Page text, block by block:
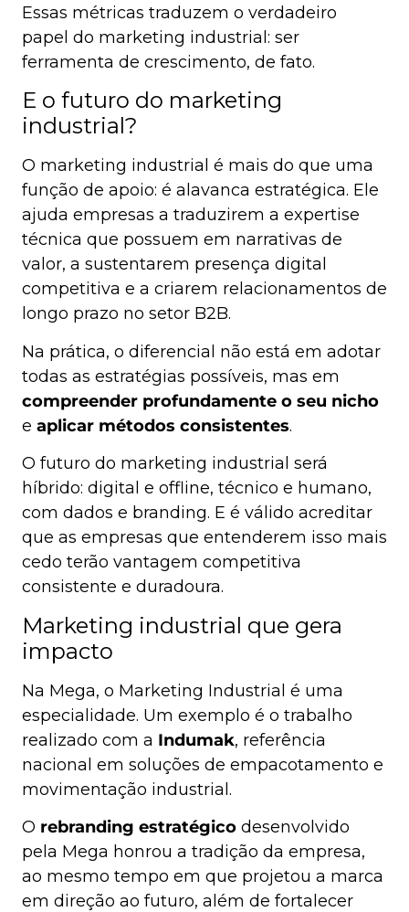
Essas métricas traduzem o verdadeiro
papel do marketing industrial: ser
ferramenta de crescimento, de fato.
E o futuro do marketing
industrial?
O marketing industrial é mais do que uma
função de apoio: é alavanca estratégica. Ele
ajuda empresas a traduzirem a expertise
técnica que possuem em narrativas de
valor, a sustentarem presença digital
competitiva e a criarem relacionamentos de
longo prazo no setor B2B.
Na prática, o diferencial não está em adotar
todas as estratégias possíveis, mas em
compreender profundamente o seu nicho
e aplicar métodos consistentes.
O futuro do marketing industrial será
híbrido: digital e offline, técnico e humano,
com dados e branding. E é válido acreditar
que as empresas que entenderem isso mais
cedo terão vantagem competitiva
consistente e duradoura.
Marketing industrial que gera
impacto
Na Mega, o Marketing Industrial é uma
especialidade. Um exemplo é o trabalho
realizado com a Indumak, referência
nacional em soluções de empacotamento e
movimentação industrial.
O rebranding estratégico desenvolvido
pela Mega honrou a tradição da empresa,
ao mesmo tempo em que projetou a marca
em direção ao futuro, além de fortalecer